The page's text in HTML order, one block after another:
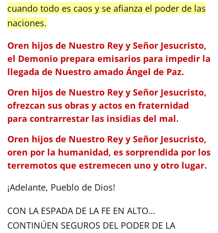
cuando todo es caos y se afianza el poder de las
naciones.
Oren hijos de Nuestro Rey y Señor Jesucristo,
el Demonio prepara emisarios para impedir la
llegada de Nuestro amado Ángel de Paz.
Oren hijos de Nuestro Rey y Señor Jesucristo,
ofrezcan sus obras y actos en fraternidad
para contrarrestar las insidias del mal.
Oren hijos de Nuestro Rey y Señor Jesucristo,
oren por la humanidad, es sorprendida por los
terremotos que estremecen uno y otro lugar.
¡Adelante, Pueblo de Dios!
CON LA ESPADA DE LA FE EN ALTO…
CONTINÚEN SEGUROS DEL PODER DE LA